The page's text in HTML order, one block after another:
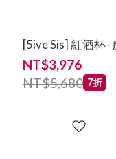
[5ive Sis] 紅酒杯-
NT$3,976
NT$5,680 7折